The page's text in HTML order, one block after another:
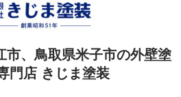
市、鳥取県米子市の外壁塗
装&防水専門店 きじま塗装